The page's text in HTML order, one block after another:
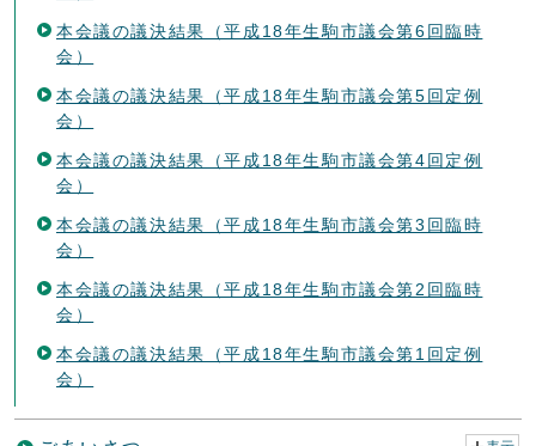
本会議の議決結果（平成18年生駒市議会第6回臨時
会）
本会議の議決結果（平成18年生駒市議会第5回定例
会）
本会議の議決結果（平成18年生駒市議会第4回定例
会）
本会議の議決結果（平成18年生駒市議会第3回臨時
会）
本会議の議決結果（平成18年生駒市議会第2回臨時
会）
本会議の議決結果（平成18年生駒市議会第1回定例
会）